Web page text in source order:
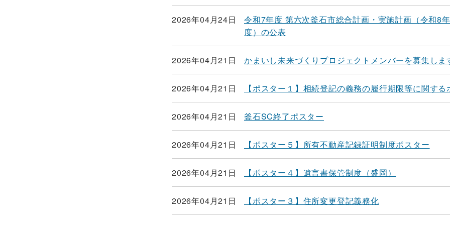
2026年04月24日
令和7年度 第六次釜石市総合計画・実施計画（令和8
度）の公表
2026年04月21日 かまいし未来づくりプロジェクトメンバーを募集しま
2026年04月21日 【ポスター１】相続登記の義務の履行期限等に関する
2026年04月21日 釜石SC終了ポスター
2026年04月21日 【ポスター５】所有不動産記録証明制度ポスター
2026年04月21日 【ポスター４】遺言書保管制度（盛岡）
2026年04月21日 【ポスター３】住所変更登記義務化